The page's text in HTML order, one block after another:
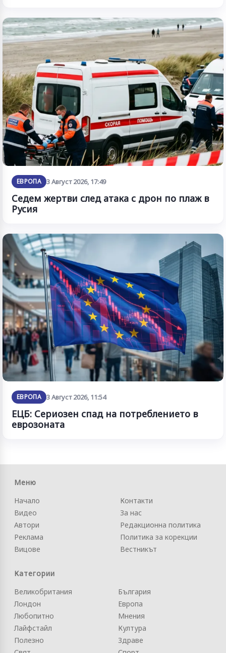
ЕВРОПА 3 Август 2026, 17:49
Седем жертви след атака с дрон по плаж в
Русия
ЕВРОПА 3 Август 2026, 11:54
ЕЦБ: Сериозен спад на потреблението в
еврозоната
Меню
Начало
Видео
Автори
Реклама
Вицове
Контакти
За нас
Редакционна политика
Политика за корекции
Вестникът
Категории
Великобритания
Лондон
Любопитно
Лайфстайл
Полезно
България
Европа
Мнения
Култура
Здраве